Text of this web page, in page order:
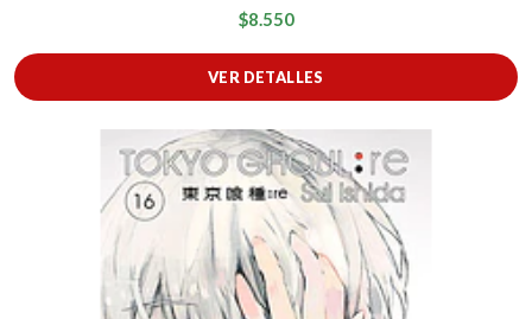
$8.550
VER DETALLES